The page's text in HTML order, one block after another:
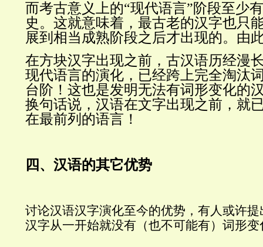
而考古意义上的“现代语言”阶段至少
史。这就意味着，最古老的汉字也只
展到相当成熟阶段之后才出现的。由
在方块汉字出现之前，古汉语历经漫
现代语言的演化，已经跨上完全淘汰
台阶！这也是发明无法有词形变化的
换句话说，汉语在文字出现之前，就
在最前列的语言！
四、汉语的其它优势
讨论汉语汉字演化至今的优势，有人或许
汉字从一开始就没有（也不可能有）词形